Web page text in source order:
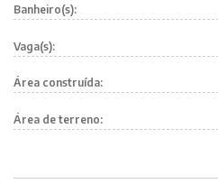
Banheiro(s):
Vaga(s):
Área construída:
Área de terreno: